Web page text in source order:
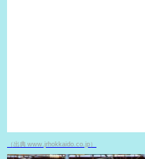
（出典 www.jrhokkaido.co.jp ）